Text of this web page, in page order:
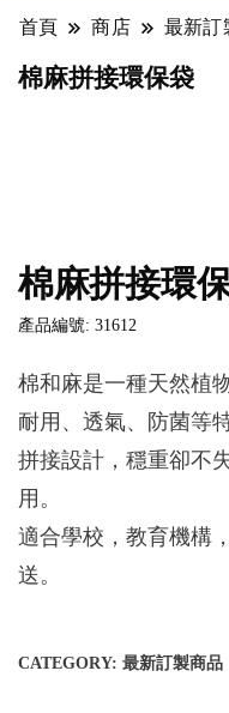
首頁 商店 最新訂
棉麻拼接環保袋
棉麻拼接環
產品編號: 31612
棉和麻是一種天然植
耐用、透氣、防菌等特
拼接設計，穩重卻不
用。
適合學校，教育機構
送。
CATEGORY: 最新訂製商品